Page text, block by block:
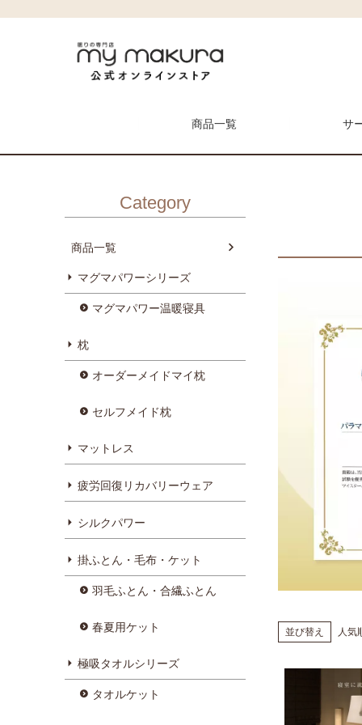
商品一覧
枕
サ
Category
商品一覧
マグマパワーシリーズ
マグマパワー温暖寝具
枕
オーダーメイドマイ枕
セルフメイド枕
マットレス
疲労回復リカバリーウェア
シルクパワー
掛ふとん・毛布・ケット
羽毛ふとん・合繊ふとん
春夏用ケット
極吸タオルシリーズ
タオルケット
並び替え 人気